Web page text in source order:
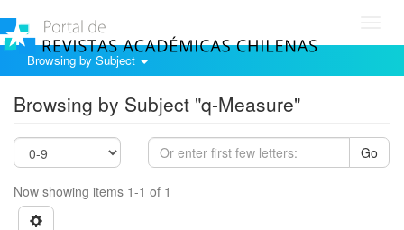
Browsing by Subject
Browsing by Subject "q-Measure"
Go
Now showing items 1-1 of 1